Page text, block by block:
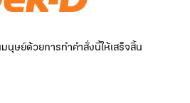
นุษย์ด้วยการทำคำสั่งนี้ให้เสร็จสิ้น